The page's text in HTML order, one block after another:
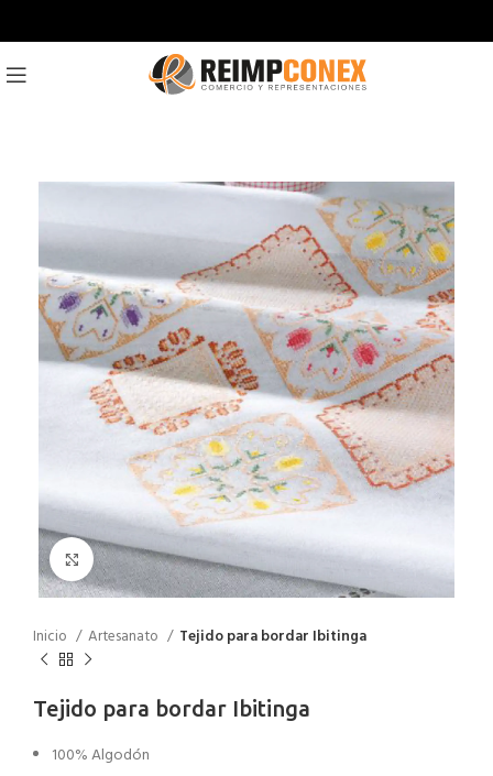
Click to enlarge
Inicio Artesanato Tejido para bordar Ibitinga
Tejido para bordar Ibitinga
100% Algodón